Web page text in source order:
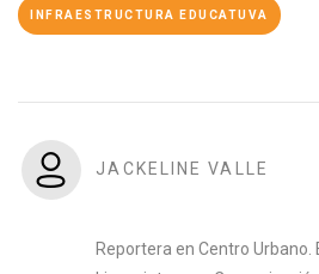
INFRAESTRUCTURA EDUCATUVA
JACKELINE VALLE
Reportera en Centro Urbano.